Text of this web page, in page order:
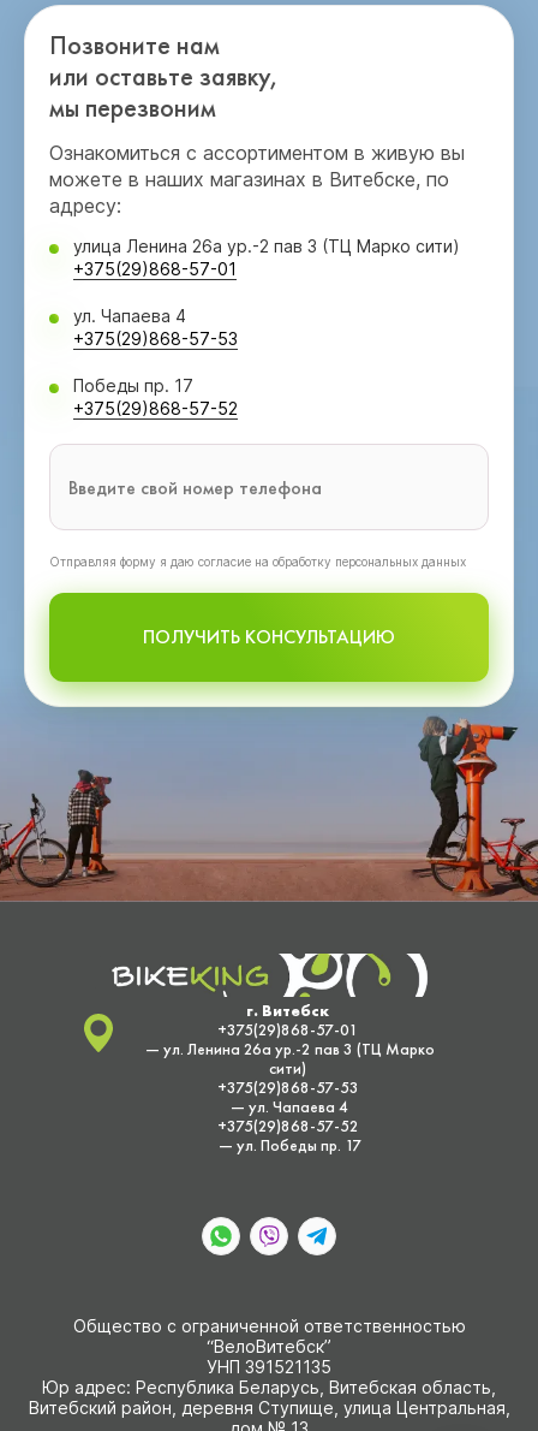
Позвоните нам
или оставьте заявку,
мы перезвоним
Ознакомиться с ассортиментом в живую вы
можете в наших магазинах в Витебске, по
адресу:
улица Ленина 26а ур.-2 пав 3 (ТЦ Марко сити)
+375(29)868-57-01
ул. Чапаева 4
+375(29)868-57-53
Победы пр. 17
+375(29)868-57-52
Oтправляя форму я даю согласие на обработку персональных данных
ПОЛУЧИТЬ КОНСУЛЬТАЦИЮ
г. Витебск
+375(29)868-57-01
— ул. Ленина 26а ур.-2 пав 3 (ТЦ Марко
сити)
+375(29)868-57-53
— ул. Чапаева 4
+375(29)868-57-52
— ул. Победы пр. 17
Общество с ограниченной ответственностью
“ВелоВитебск”
УНП 391521135
Юр адрес: Республика Беларусь, Витебская область,
Витебский район, деревня Ступище, улица Центральная,